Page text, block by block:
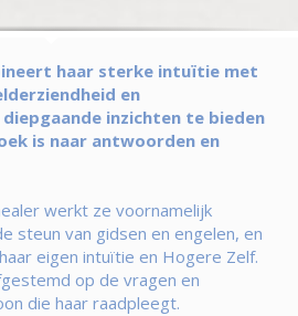
haar sterke intuïtie met
en
inzichten te bieden
is naar antwoorden en
werkt ze voornamelijk
steun van gidsen en engelen, en
eigen intuïtie en Hogere Zelf.
op de vragen en
die haar raadpleegt.